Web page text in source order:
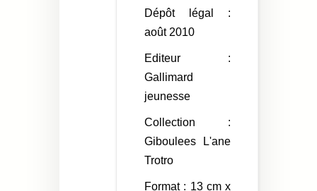
Dépôt légal :
août 2010
Editeur :
Gallimard
jeunesse
Collection :
Giboulees L'ane
Trotro
Format : 13 cm x